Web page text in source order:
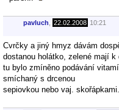
pavluch 22.02.2008 10:21
Cvrčky a jiný hmyz dávám
dostanou holátko, zelené mají
tu bylo zmíněno podávání
smíchaný s drcenou
sepiovkou nebo vaj. skořápkami.